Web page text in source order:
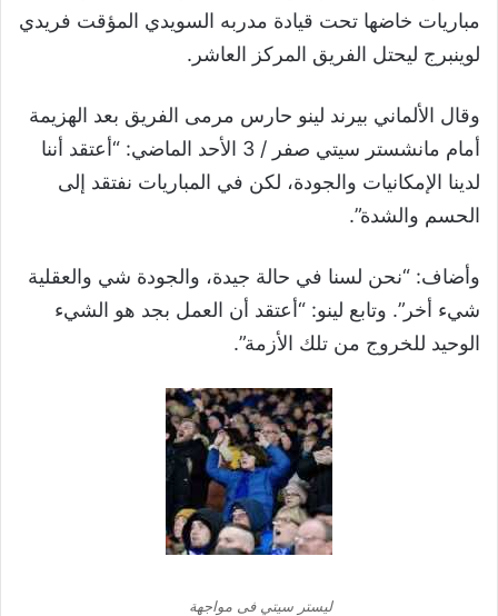
مباريات خاضها تحت قيادة مدربه السويدي المؤقت فريدي
لوينبرج ليحتل الفريق المركز العاشر.
وقال الألماني بيرند لينو حارس مرمى الفريق بعد الهزيمة
أمام مانشستر سيتي صفر / 3 الأحد الماضي: “أعتقد أننا
لدينا الإمكانيات والجودة، لكن في المباريات نفتقد إلى
الحسم والشدة”.
وأضاف: “نحن لسنا في حالة جيدة، والجودة شي والعقلية
شيء أخر”. وتابع لينو: “أعتقد أن العمل بجد هو الشيء
الوحيد للخروج من تلك الأزمة”.
ليستر سيتي فى مواجهة